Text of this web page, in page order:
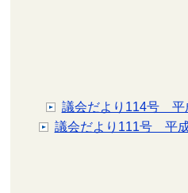
議会だより114号 平
議会だより111号 平成